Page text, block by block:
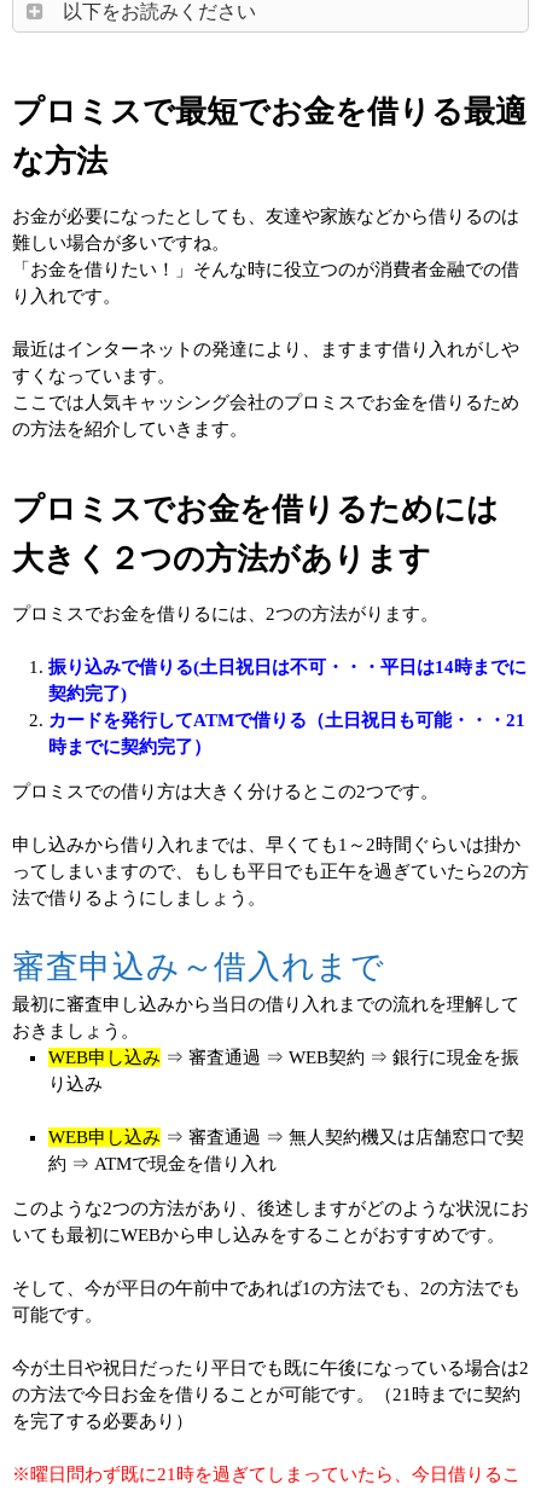
以下をお読みください
プロミスで最短でお金を借りる最適
な方法
お金が必要になったとしても、友達や家族などから借りるのは
難しい場合が多いですね。
「お金を借りたい！」そんな時に役立つのが消費者金融での借
り入れです。
最近はインターネットの発達により、ますます借り入れがしや
すくなっています。
ここでは人気キャッシング会社のプロミスでお金を借りるため
の方法を紹介していきます。
プロミスでお金を借りるためには
大きく２つの方法があります
プロミスでお金を借りるには、2つの方法がります。
振り込みで借りる(土日祝日は不可・・・平日は14時までに
契約完了)
カードを発行してATMで借りる（土日祝日も可能・・・21
時までに契約完了）
プロミスでの借り方は大きく分けるとこの2つです。
申し込みから借り入れまでは、早くても1～2時間ぐらいは掛か
ってしまいますので、もしも平日でも正午を過ぎていたら2の方
法で借りるようにしましょう。
審査申込み～借入れまで
最初に審査申し込みから当日の借り入れまでの流れを理解して
おきましょう。
WEB申し込み ⇒ 審査通過 ⇒ WEB契約 ⇒ 銀行に現金を振
り込み
WEB申し込み ⇒ 審査通過 ⇒ 無人契約機又は店舗窓口で契
約 ⇒ ATMで現金を借り入れ
このような2つの方法があり、後述しますがどのような状況にお
いても最初にWEBから申し込みをすることがおすすめです。
そして、今が平日の午前中であれば1の方法でも、2の方法でも
可能です。
今が土日や祝日だったり平日でも既に午後になっている場合は2
の方法で今日お金を借りることが可能です。（21時までに契約
を完了する必要あり）
※曜日問わず既に21時を過ぎてしまっていたら、今日借りるこ